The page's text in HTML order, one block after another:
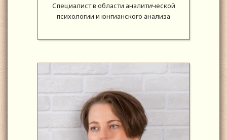
Специалист в области аналитической
психологии и юнгианского анализа